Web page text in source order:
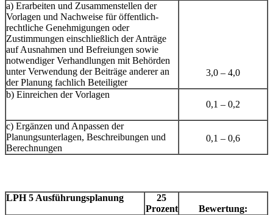
a) Erarbeiten und Zusammenstellen der
Vorlagen und Nachweise für öffentlich-
rechtliche Genehmigungen oder
Zustimmungen einschließlich der Anträge
auf Ausnahmen und Befreiungen sowie
notwendiger Verhandlungen mit Behörden
unter Verwendung der Beiträge anderer an
der Planung fachlich Beteiligter
3,0 – 4,0
b) Einreichen der Vorlagen
0,1 – 0,2
c) Ergänzen und Anpassen der
Planungsunterlagen, Beschreibungen und
Berechnungen
0,1 – 0,6
LPH 5 Ausführungsplanung
25
Prozent
Bewertung: